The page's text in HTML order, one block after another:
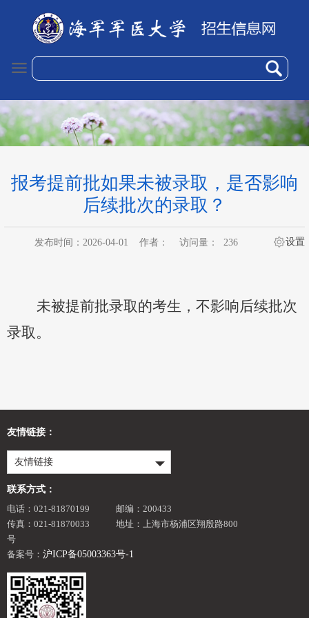
报考提前批如果未被录取，是否影响
后续批次的录取？
发布时间：2026-04-01 作者： 访问量： 236 设置
未被提前批录取的考生，不影响后续批次
录取。
友情链接：
友情链接
联系方式：
电话：021-81870199
邮编：200433
传真：021-81870033
地址：上海市杨浦区翔殷路800
号
备案号： 沪ICP备05003363号-1